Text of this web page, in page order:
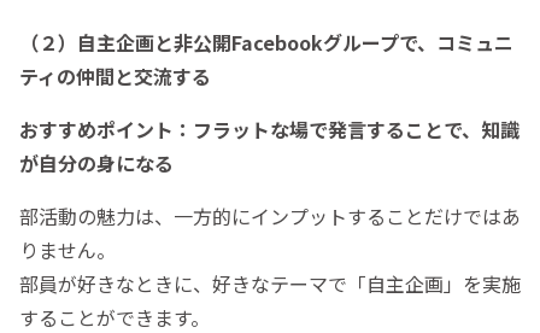
（２）自主企画と非公開Facebookグループで、コミュニ
ティの仲間と交流する
おすすめポイント：フラットな場で発言することで、知識
が自分の身になる
部活動の魅力は、一方的にインプットすることだけではあ
りません。
部員が好きなときに、好きなテーマで「自主企画」を実施
することができます。